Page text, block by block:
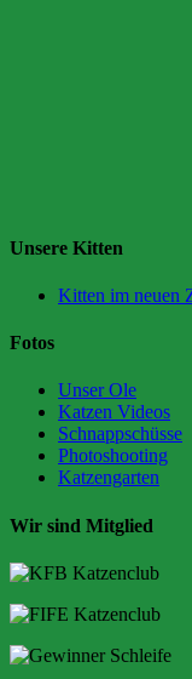
Unsere Kitten
Kitten im neuen
Fotos
Unser Ole
Katzen Videos
Schnappschüsse
Photoshooting
Katzengarten
Wir sind Mitglied